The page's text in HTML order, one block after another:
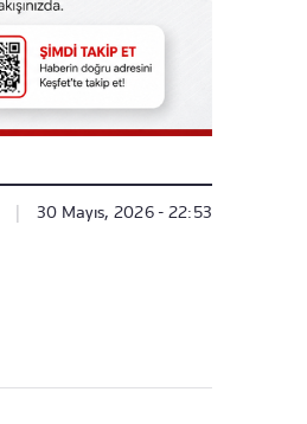
30 Mayıs, 2026 - 22:53